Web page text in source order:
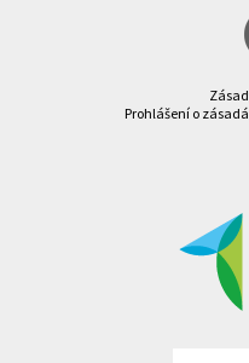
Prohlášení o